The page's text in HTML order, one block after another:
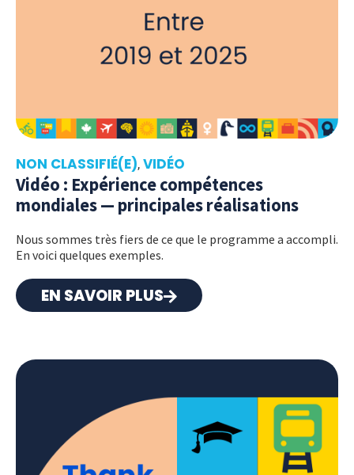
NON CLASSIFIÉ(E), VIDÉO
Vidéo : Expérience compétences
mondiales — principales réalisations
Nous sommes très fiers de ce que le programme a accompli.
En voici quelques exemples.
EN SAVOIR PLUS